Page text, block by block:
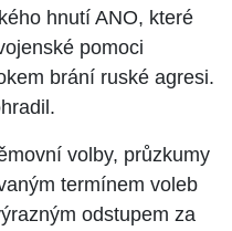
hnutí ANO, které
pomoci
brání ruské agresi.
volby, průzkumy
termínem voleb
odstupem za